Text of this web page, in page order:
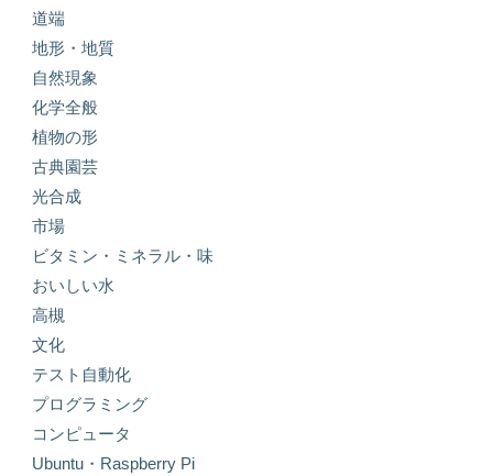
道端
地形・地質
自然現象
化学全般
植物の形
古典園芸
光合成
市場
ビタミン・ミネラル・味
おいしい水
高槻
文化
テスト自動化
プログラミング
コンピュータ
Ubuntu・Raspberry Pi